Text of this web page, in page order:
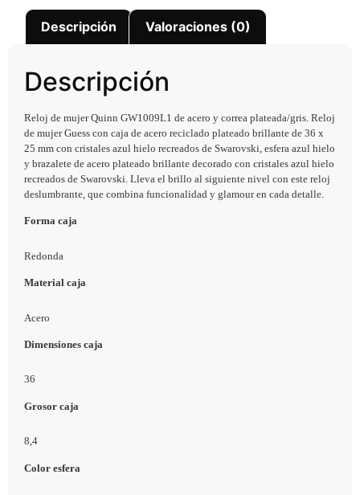
Descripción Valoraciones (0)
Descripción
Reloj de mujer Quinn GW1009L1 de acero y correa plateada/gris. Reloj
de mujer Guess con caja de acero reciclado plateado brillante de 36 x
25 mm con cristales azul hielo recreados de Swarovski, esfera azul hielo
y brazalete de acero plateado brillante decorado con cristales azul hielo
recreados de Swarovski. Lleva el brillo al siguiente nivel con este reloj
deslumbrante, que combina funcionalidad y glamour en cada detalle.
Forma caja
Redonda
Material caja
Acero
Dimensiones caja
36
Grosor caja
8,4
Color esfera